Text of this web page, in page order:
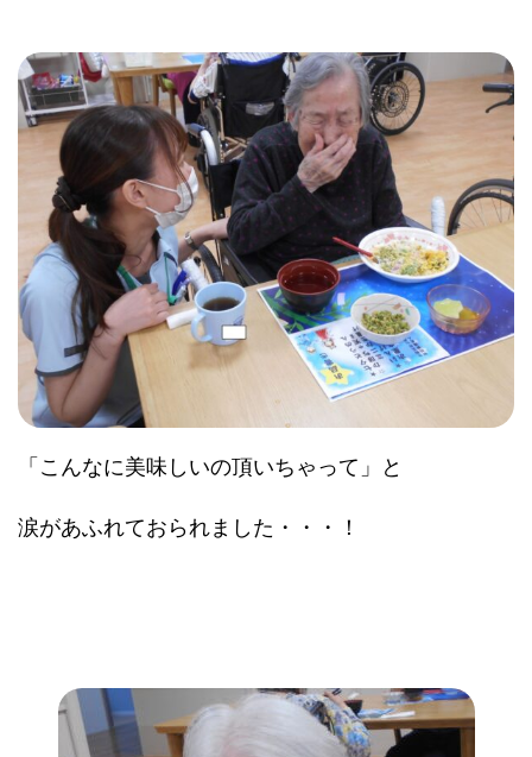
「こんなに美味しいの頂いちゃって」と
涙があふれておられました・・・！